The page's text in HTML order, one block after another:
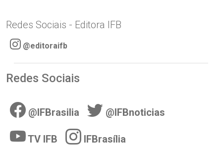
Redes Sociais - Editora IFB
@editoraifb
Redes Sociais
@IFBrasilia @IFBnoticias
TV IFB IFBrasília